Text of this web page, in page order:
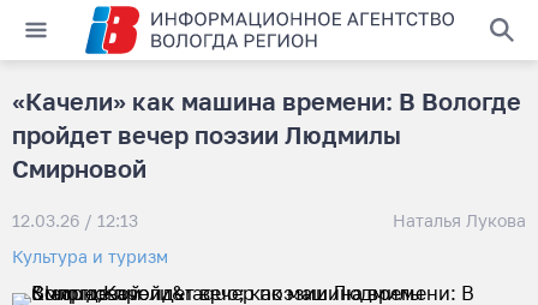
«Качели» как машина времени: В Вологде
пройдет вечер поэзии Людмилы
Смирновой
12.03.26 / 12:13
Наталья Лукова
Культура и туризм